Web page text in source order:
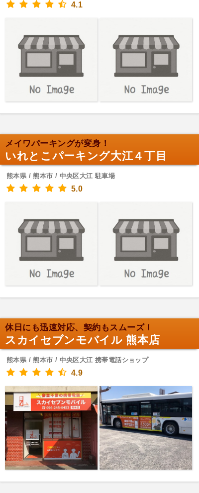
4.1
メイワパーキングが変身！
いれとこパーキング大江４丁目
熊本県 / 熊本市 / 中央区大江 駐車場
5.0
休日にも迅速対応、契約もスムーズ！
スカイセブンモバイル 熊本店
熊本県 / 熊本市 / 中央区大江 携帯電話ショップ
4.9